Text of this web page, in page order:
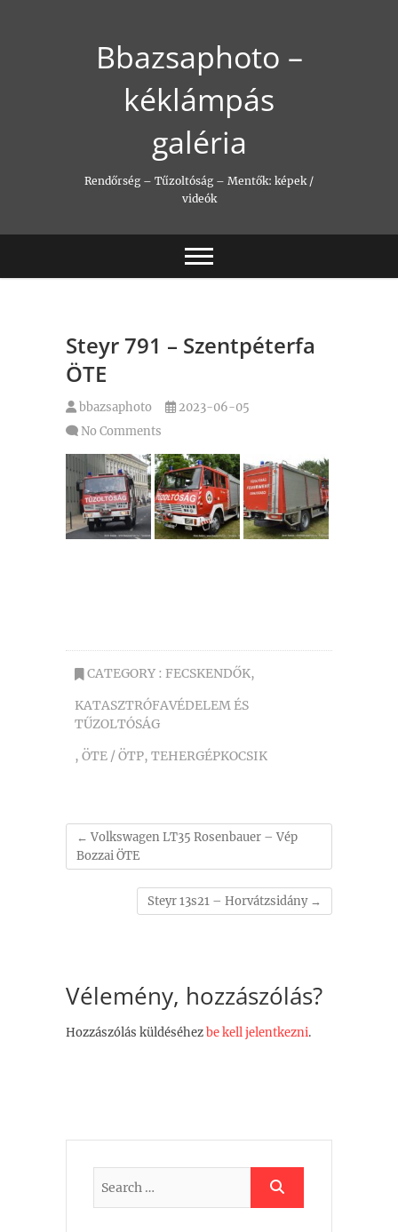
Bbazsaphoto –
kéklámpás
galéria
Rendőrség – Tűzoltóság – Mentők: képek /
videók
Steyr 791 – Szentpéterfa
ÖTE
bbazsaphoto
2023-06-05
No Comments
CATEGORY : FECSKENDŐK,
KATASZTRÓFAVÉDELEM ÉS
TŰZOLTÓSÁG
, ÖTE / ÖTP, TEHERGÉPKOCSIK
← Volkswagen LT35 Rosenbauer – Vép
Bozzai ÖTE
Steyr 13s21 – Horvátzsidány →
Vélemény, hozzászólás?
Hozzászólás küldéséhezbe kell jelentkezni.